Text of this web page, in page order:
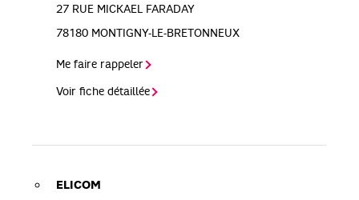
27 RUE MICKAEL FARADAY
78180 MONTIGNY-LE-BRETONNEUX
Me faire rappeler
Voir fiche détaillée
ELICOM